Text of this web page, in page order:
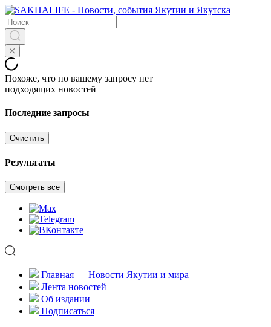
Похоже, что по вашему запросу нет
подходящих новостей
Последние запросы
Очистить
Результаты
Смотреть все
Главная — Новости Якутии и мира
Лента новостей
Об издании
Подписаться